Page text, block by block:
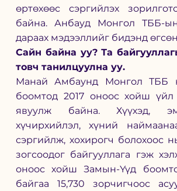
өртөхөөс сэргийлэх
байна. Анбауд Монгол ТББ-
дараах мэдээллийг бидэнд
Сайн байна уу? Та
товч танилцуулна уу.
Манай Амбаунд Монгол ТББ
боомтод 2017 оноос хойш үйл
явуулж байна. Хүүхэд,
хүчирхийлэл, хүний
сэргийлж, хохирогч болохоос
зогсоодог байгууллага гэж
оноос хойш Замын-Үүд
байгаа 15,730 зорчигчоос